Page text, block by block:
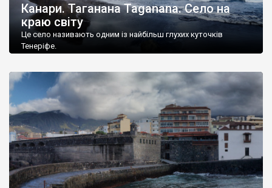
Канари. Таганана Taganana. Село на
краю світу
Це село називають одним із найбільш глухих куточків
Тенеріфе.